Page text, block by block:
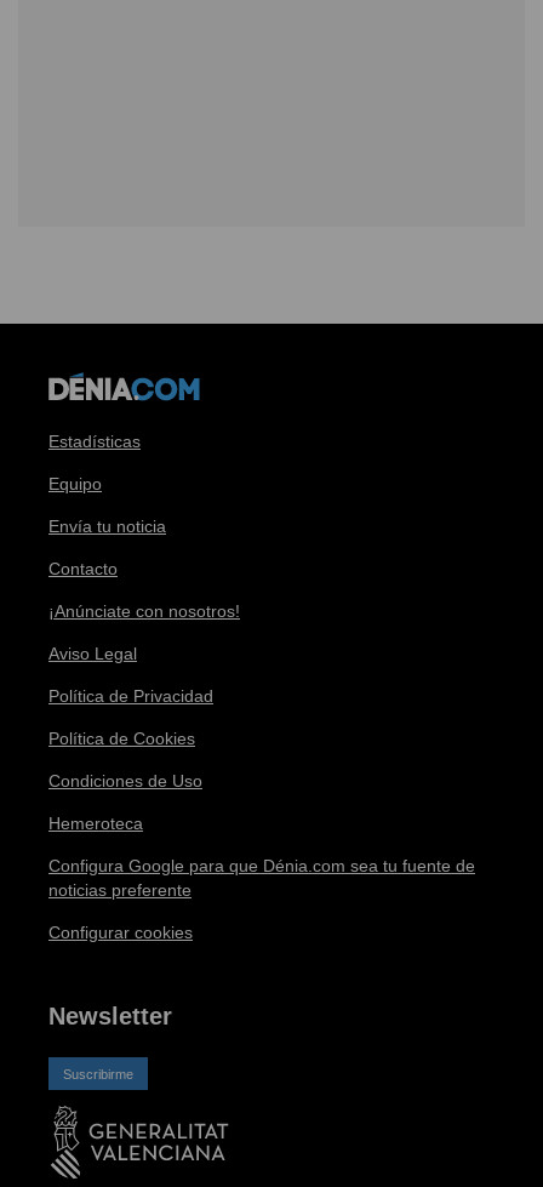
Estadísticas
Equipo
Envía tu noticia
Contacto
¡Anúnciate con nosotros!
Aviso Legal
Política de Privacidad
Política de Cookies
Condiciones de Uso
Hemeroteca
Configura Google para que Dénia.com sea tu fuente de
noticias preferente
Configurar cookies
Newsletter
Suscribirme